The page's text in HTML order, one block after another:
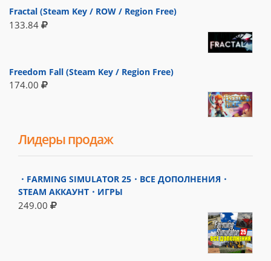
Fractal (Steam Key / ROW / Region Free)
133.84
Freedom Fall (Steam Key / Region Free)
174.00
Лидеры продаж
・FARMING SIMULATOR 25・ВСЕ ДОПОЛНЕНИЯ・
STEAM АККАУНТ・ИГРЫ
249.00